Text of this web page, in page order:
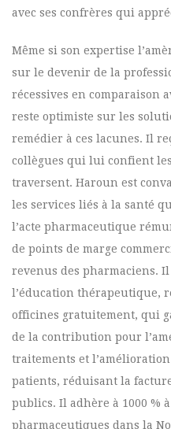
avec ses confrères qui
Même si son expertise
sur le devenir de la
récessives en comparaison
reste optimiste sur les
remédier à ces lacunes. Il
collègues qui lui confient
traversent. Haroun est
les services liés à la santé
l’acte pharmaceutique
de points de marge
revenus des pharmaciens. Il
l’éducation thérapeutique,
officines gratuitement, qui
de la contribution pour
traitements et
patients, réduisant la
publics. Il adhère à 1000 %
pharmaceutiques dans la